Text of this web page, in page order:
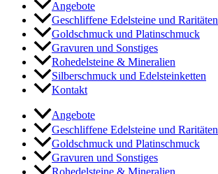
Angebote
Geschliffene Edelsteine und Raritäten
Goldschmuck und Platinschmuck
Gravuren und Sonstiges
Rohedelsteine & Mineralien
Silberschmuck und Edelsteinketten
Kontakt
Angebote
Geschliffene Edelsteine und Raritäten
Goldschmuck und Platinschmuck
Gravuren und Sonstiges
Rohedelsteine & Mineralien